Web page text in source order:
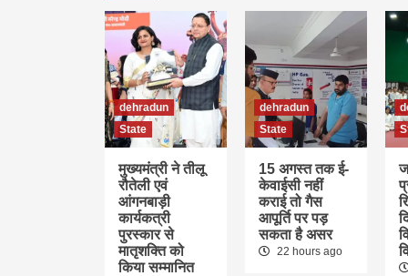
dehradun
State
मुख्यमंत्री ने तीलू
रौतेली एवं
आंगनबाड़ी
कार्यकत्री
पुरस्कार से
मातृशक्ति को
किया सम्मानित
dehradun
State
15 अगस्त तक ई-
केवाईसी नहीं
कराई तो गैस
आपूर्ति पर पड़
सकता है असर
22 hours ago